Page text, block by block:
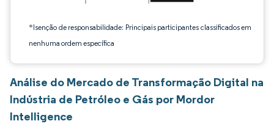
*Isenção de responsabilidade: Principais participantes classificados em
nenhuma ordem específica
Análise do Mercado de Transformação Digital na
Indústria de Petróleo e Gás por Mordor
Intelligence